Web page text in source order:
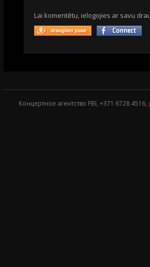
Lai komentētu, ielogojies ar savu
Концертное агентство FBI, +371 6728 4516,